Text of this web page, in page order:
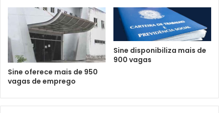
Sine oferece mais de 950
vagas de emprego
Sine disponibiliza mais de
900 vagas